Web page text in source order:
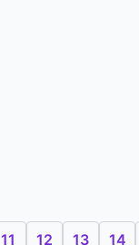
11 12 13 14